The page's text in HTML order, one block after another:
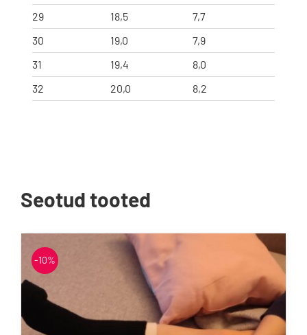
29
18,5
7,7
30
19,0
7,9
31
19,4
8,0
32
20,0 8,2
Seotud tooted
-10%